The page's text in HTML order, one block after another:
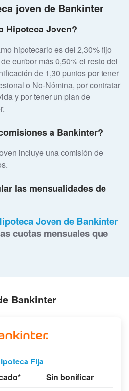
joven de Bankinter
Hipoteca Joven?
hipotecario es del 2,30% fijo
euríbor más 0,50% el resto del
de 1,30 puntos por tener
o No-Nómina, por contratar
y por tener un plan de
a Bankinter?
incluye una comisión de
las mensualidades de
Joven de Bankinter
cuotas mensuales que
Bankinter
Fija
Sin bonificar